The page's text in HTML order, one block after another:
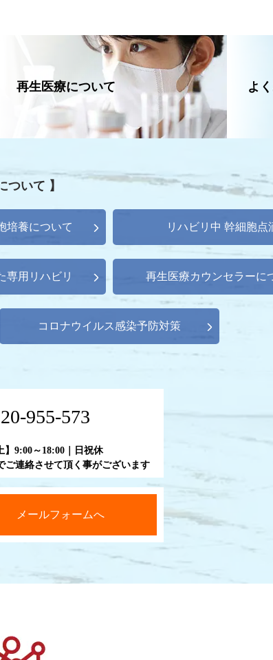
再生医療について よ
ついて 】
培養について リハビリ中 幹細胞点
専用リハビリ 再生医療カウンセラーに
コロナウイルス感染予防対策
メールフォームへ
955-573
】9:00～18:00｜日祝休
ご連絡させて頂く事がございます